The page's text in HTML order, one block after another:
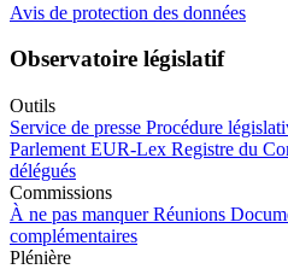
Avis de protection des données
Observatoire législatif
Outils
Service de presse Procédure
Parlement EUR-Lex Registre du
délégués
Commissions
À ne pas manquer Réunions
complémentaires
Plénière